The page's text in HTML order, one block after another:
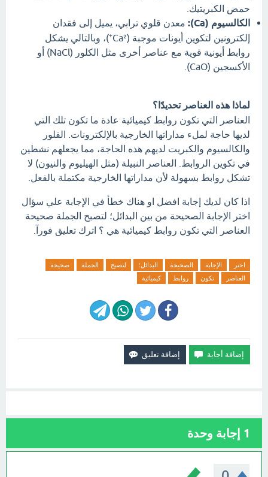
حمض الكبريتيك.
الكالسيوم (Ca):
معدن قلوي ترابي، يميل إلى فقدان
إلكترونين لتكوين أيونات موجبة (Ca²⁺)، وبالتالي يشكل
روابط أيونية قوية مع عناصر أخرى مثل الكلور (NaCl) أو
الأكسجين (CaO).
لماذا هذه العناصر تحديدًا؟
العناصر التي تكون روابط كيميائية عادة ما تكون تلك التي
لديها حاجة لملء مداراتها الخارجية بالإلكترونات. الفلور
والكالسيوم والكبريت لديهم هذه الحاجة، مما يجعلهم نشطين
في تكوين الروابط. العناصر النبيلة (مثل الهيليوم والنيون) لا
تشكل روابط بسهولة لأن مداراتها الخارجية مكتملة بالفعل.
اذا كان لديك إجابة افضل او هناك خطأ في الإجابة علي سؤال
اختر الإجابة الصحيحة من بين البدائل؛ لتصبح الجملة صحيحة
العناصر التي تكون روابط كيميائية هي ؟ اترك تعليق فورآ.
اختر الإجابة الصحيحة البدائل؛ لتصبح الجملة
صحيحة
العناصر
تكون روابط كيميائية
1 إجابة وحدة